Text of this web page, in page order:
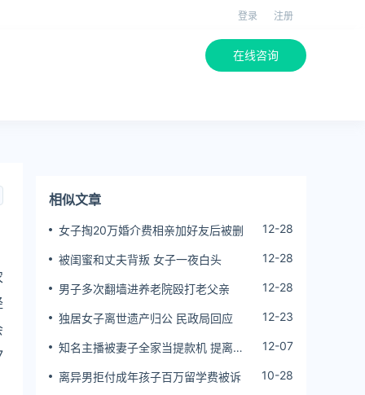
登录 注册
在线咨询
相似文章
女子掏20万婚介费相亲加好友后被删 12-28
被闺蜜和丈夫背叛 女子一夜白头 12-28
男子多次翻墙进养老院殴打老父亲 12-28
独居女子离世遗产归公 民政局回应 12-23
知名主播被妻子全家当提款机 提离婚
12-07
离异男拒付成年孩子百万留学费被诉 10-28